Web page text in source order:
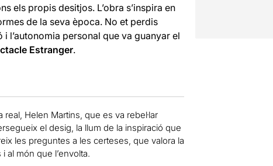
els propis desitjos. L’obra s’inspira en
de la seva època. No et perdis
l’autonomia personal que va guanyar el
Estranger.
real, Helen Martins, que es va rebel·lar
el desig, la llum de la inspiració que
les preguntes a les certeses, que valora la
al món que l’envolta.